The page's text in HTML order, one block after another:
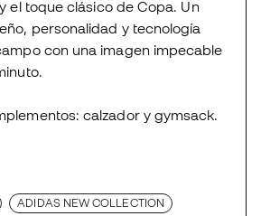
el toque clásico de Copa. Un
personalidad y tecnología
con una imagen impecable
calzador y gymsack.
ADIDAS NEW COLLECTION